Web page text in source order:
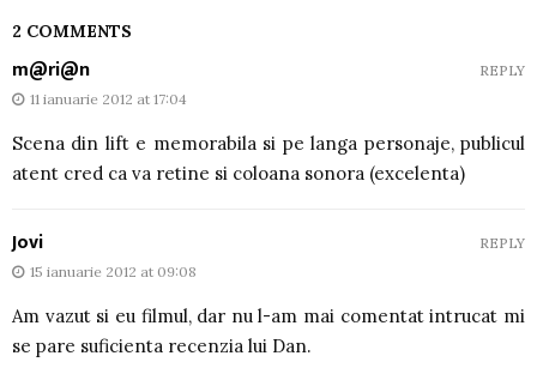
2 COMMENTS
m@ri@n
11 ianuarie 2012 at 17:04
Scena din lift e memorabila si pe langa personaje, publicul
atent cred ca va retine si coloana sonora (excelenta)
REPLY
Jovi
15 ianuarie 2012 at 09:08
Am vazut si eu filmul, dar nu l-am mai comentat intrucat mi
se pare suficienta recenzia lui Dan.
REPLY